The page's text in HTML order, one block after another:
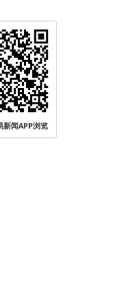
新闻APP浏览